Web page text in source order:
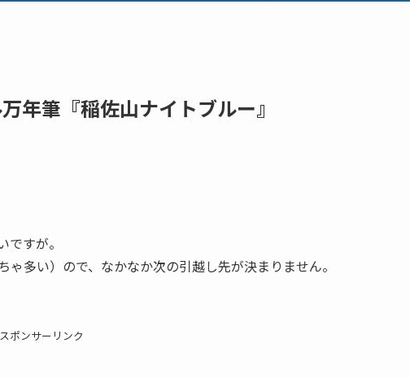
年筆『稲佐山ナイトブルー』
すが。
多い）ので、なかなか次の引越し先が決まりません。
スポンサーリンク